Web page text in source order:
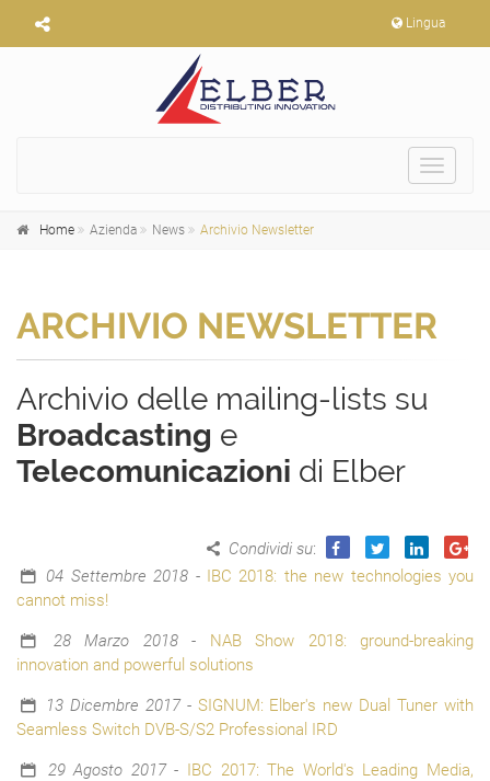
Lingua
Toggle
Home Azienda News Archivio Newsletter
ARCHIVIO NEWSLETTER
Archivio delle mailing-lists su
Broadcasting e
Telecomunicazioni di Elber
Condividi su:
04 Settembre 2018 - IBC 2018: the new technologies you
cannot miss!
28 Marzo 2018- NAB Show 2018: ground-breaking
innovation and powerful solutions
13 Dicembre 2017- SIGNUM: Elber's new Dual Tuner with
Seamless Switch DVB-S/S2 Professional IRD
29 Agosto 2017- IBC 2017: The World's Leading Media,